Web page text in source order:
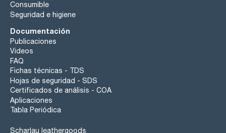
Consumible
Seguridad e higiene
Documentación
Publicaciones
Videos
FAQ
Fichas técnicas - TDS
Hojas de seguridad - SDS
Certificados de análisis - COA
Aplicaciones
Tabla Periódica
Scharlau leathergoods